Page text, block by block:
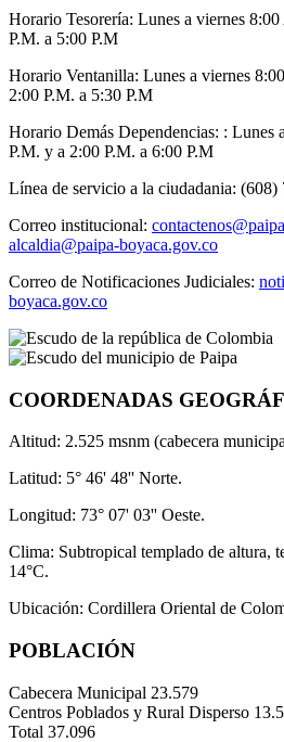
Horario Tesorería: Lunes a viernes
P.M. a 5:00 P.M
Horario Ventanilla: Lunes a viernes
2:00 P.M. a 5:30 P.M
Horario Demás Dependencias: : Lunes
P.M. y a 2:00 P.M. a 6:00 P.M
Línea de servicio a la ciudadania:
Correo institucional:
alcaldia@paipa-boyaca.gov.co
Correo de Notificaciones Judiciales:
boyaca.gov.co
COORDENADAS
Altitud: 2.525 msnm (cabecera
Latitud: 5° 46' 48'' Norte.
Longitud: 73° 07' 03'' Oeste.
Clima: Subtropical templado de altura,
14°C.
Ubicación: Cordillera Oriental de
POBLACIÓN
Cabecera Municipal 23.579
Centros Poblados y Rural Disperso
Total 37.096